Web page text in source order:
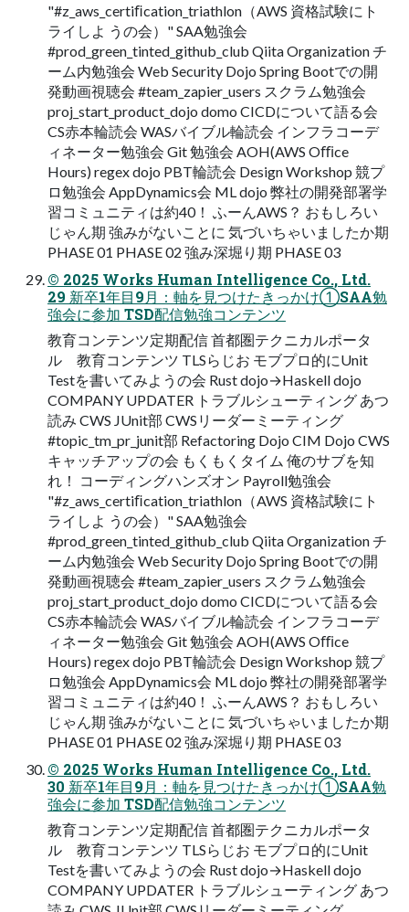
"#z_aws_certiﬁcation_triathlon（AWS 資格試験にト
ライしよ うの会）" SAA勉強会
#prod_green_tinted_github_club Qiita Organization チ
ーム内勉強会 Web Security Dojo Spring Bootでの開
発動画視聴会 #team_zapier_users スクラム勉強会
proj_start_product_dojo domo CICDについて語る会
CS⾚本輪読会 WASバイブル輪読会 インフラコーデ
ィネーター勉強会 Git 勉強会 AOH(AWS Oﬃce
Hours) regex dojo PBT輪読会 Design Workshop 競プ
ロ勉強会 AppDynamics会 ML dojo 弊社の開発部署学
習コミュニティは約40！ ふーんAWS？ おもしろい
じゃん期 強みがないことに 気づいちゃいましたか期
PHASE 01 PHASE 02 強み深堀り期 PHASE 03
© 2025 Works Human Intelligence Co., Ltd.
29 新卒1年⽬9⽉：軸を⾒つけたきっかけ①SAA勉
強会に参加 TSD配信勉強コンテンツ
教育コンテンツ定期配信 ⾸都圏テクニカルポータ
ル 教育コンテンツ TLSらじお モブプロ的にUnit
Testを書いてみようの会 Rust dojo→Haskell dojo
COMPANY UPDATER トラブルシューティング あつ
読み CWS JUnit部 CWSリーダーミーティング
#topic_tm_pr_junit部 Refactoring Dojo CIM Dojo CWS
キャッチアップの会 もくもくタイム 俺のサブを知
れ！ コーディングハンズオン Payroll勉強会
"#z_aws_certiﬁcation_triathlon（AWS 資格試験にト
ライしよ うの会）" SAA勉強会
#prod_green_tinted_github_club Qiita Organization チ
ーム内勉強会 Web Security Dojo Spring Bootでの開
発動画視聴会 #team_zapier_users スクラム勉強会
proj_start_product_dojo domo CICDについて語る会
CS⾚本輪読会 WASバイブル輪読会 インフラコーデ
ィネーター勉強会 Git 勉強会 AOH(AWS Oﬃce
Hours) regex dojo PBT輪読会 Design Workshop 競プ
ロ勉強会 AppDynamics会 ML dojo 弊社の開発部署学
習コミュニティは約40！ ふーんAWS？ おもしろい
じゃん期 強みがないことに 気づいちゃいましたか期
PHASE 01 PHASE 02 強み深堀り期 PHASE 03
© 2025 Works Human Intelligence Co., Ltd.
30 新卒1年⽬9⽉：軸を⾒つけたきっかけ①SAA勉
強会に参加 TSD配信勉強コンテンツ
教育コンテンツ定期配信 ⾸都圏テクニカルポータ
ル 教育コンテンツ TLSらじお モブプロ的にUnit
Testを書いてみようの会 Rust dojo→Haskell dojo
COMPANY UPDATER トラブルシューティング あつ